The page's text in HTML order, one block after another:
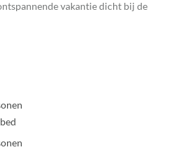
vakantie dicht bij de